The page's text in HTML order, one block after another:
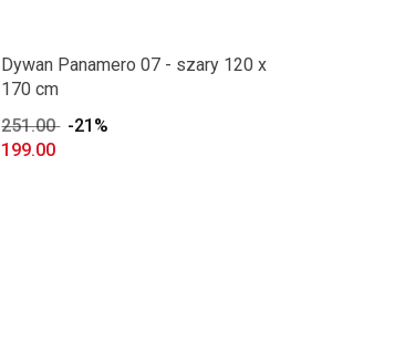
Dywan Panamero 07 - szary 120 x
170 cm
251.00
-21%
199.00